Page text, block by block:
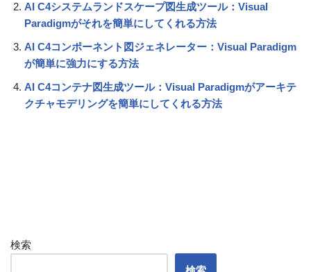
AI C4システムランドスケープ図生成ツール：Visual
Paradigmがそれを簡単にしてくれる方法
AI C4コンポーネント図ジェネレーター：Visual Paradigm
が簡単に強力にする方法
AI C4コンテナ図生成ツール：Visual Paradigmがアーキテ
クチャモデリングを簡単にしてくれる方法
検索